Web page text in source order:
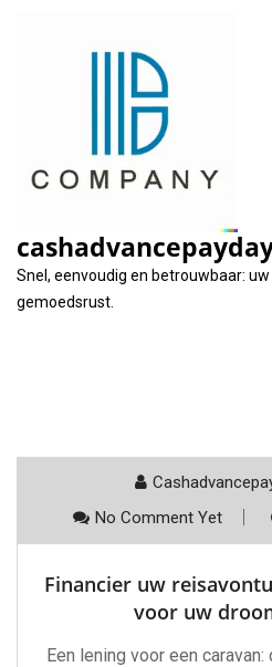
Snel, eenvoudig en betrouwbaar:
gemoedsrust.
Tag:
No Comment Yet
Financier uw
voor uw
Een lening voor een